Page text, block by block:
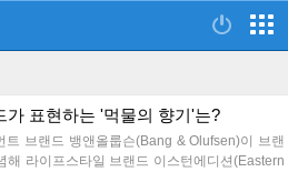
가 표현하는 '먹물의 향기'는?
트 브랜드 뱅앤올룹슨(Bang & Olufsen)이 브랜
해 라이프스타일 브랜드 이스턴에디션(Eastern